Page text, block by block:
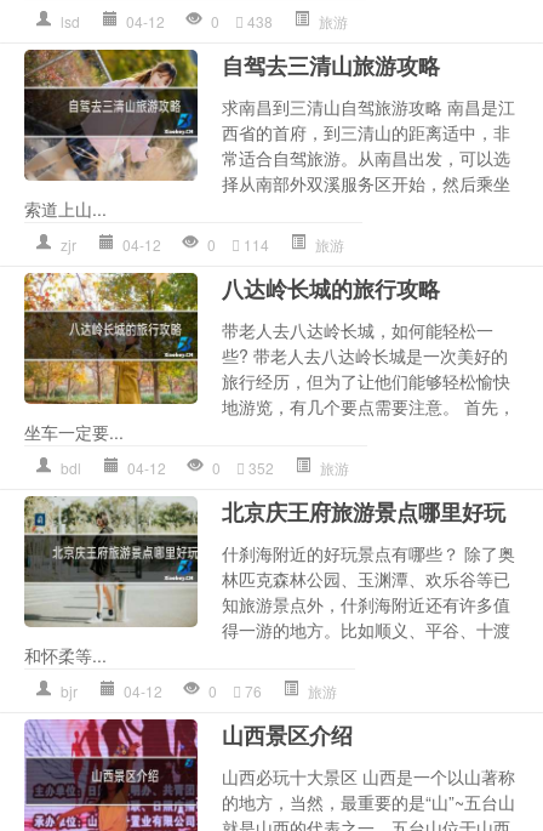
lsd 04-12 0 438 旅游
自驾去三清山旅游攻略
求南昌到三清山自驾旅游攻略 南昌是江
西省的首府，到三清山的距离适中，非
常适合自驾旅游。从南昌出发，可以选
择从南部外双溪服务区开始，然后乘坐
索道上山...
zjr 04-12 0 114 旅游
八达岭长城的旅行攻略
带老人去八达岭长城，如何能轻松一
些? 带老人去八达岭长城是一次美好的
旅行经历，但为了让他们能够轻松愉快
地游览，有几个要点需要注意。 首先，
坐车一定要...
bdl 04-12 0 352 旅游
北京庆王府旅游景点哪里好玩
什刹海附近的好玩景点有哪些？ 除了奥
林匹克森林公园、玉渊潭、欢乐谷等已
知旅游景点外，什刹海附近还有许多值
得一游的地方。比如顺义、平谷、十渡
和怀柔等...
bjr 04-12 0 76 旅游
山西景区介绍
山西必玩十大景区 山西是一个以山著称
的地方，当然，最重要的是“山”~五台山